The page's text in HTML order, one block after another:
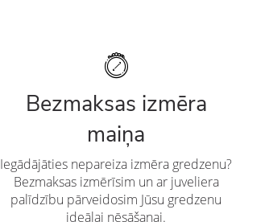
Bezmaksas izmēra
maiņa
Iegādājāties nepareiza izmēra gredzenu?
Bezmaksas izmērīsim un ar juveliera
palīdzību pārveidosim Jūsu gredzenu
ideālai nēsāšanai.